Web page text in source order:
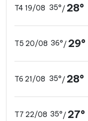
T4 19/08 35°/ 28°
T5 20/08 36°/ 29°
T6 21/08 35°/ 28°
T7 22/08 35°/ 27°